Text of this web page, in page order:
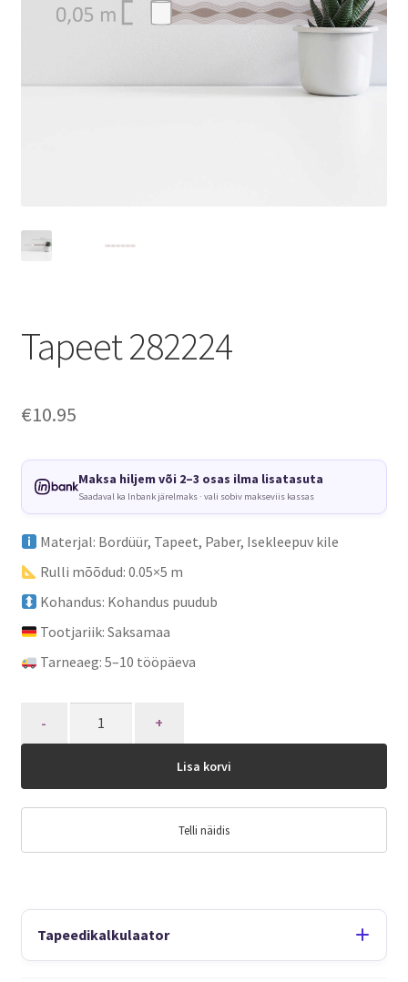
Tapeet 282224
€10.95
Maksa hiljem või 2–3 osas ilma lisatasuta
Saadaval ka Inbank järelmaks · vali sobiv makseviis kassas
Materjal: Bordüür, Tapeet, Paber, Isekleepuv kile
Rulli mõõdud: 0.05×5 m
Kohandus: Kohandus puudub
Tootjariik: Saksamaa
Tarneaeg: 5–10 tööpäeva
Lisa korvi
Telli näidis
Tapeedikalkulaator